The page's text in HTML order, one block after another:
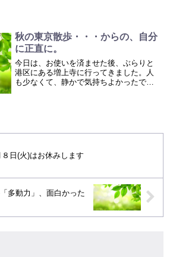
秋の東京散歩・・・からの、自分
に正直に。
今日は、お使いを済ませた後、ぶらりと
港区にある増上寺に行ってきました。人
も少なくて、静かで気持ちよかったで
８日(火)はお休みします
多動力」、面白かった